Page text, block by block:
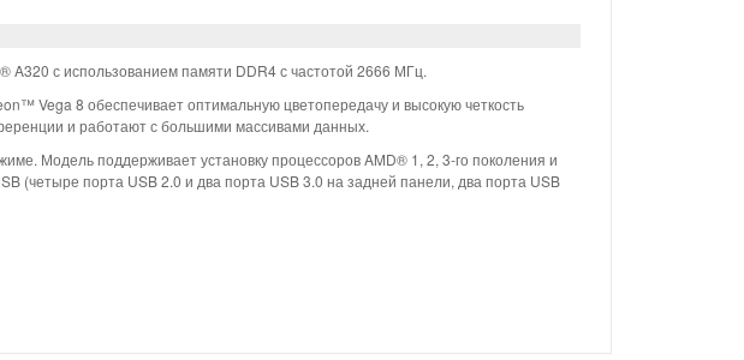
A320 с использованием памяти DDR4 с частотой 2666 МГц.
Vega 8 обеспечивает оптимальную цветопередачу и высокую четкость
и работают с большими массивами данных.
Модель поддерживает установку процессоров AMD® 1, 2, 3-го поколения и
порта USB 2.0 и два порта USB 3.0 на задней панели, два порта USB